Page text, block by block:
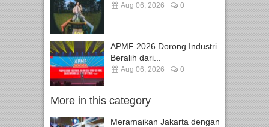
Aug 06, 2026 0
APMF 2026 Dorong Industri
Beralih dari...
Aug 06, 2026 0
More in this category
Meramaikan Jakarta dengan